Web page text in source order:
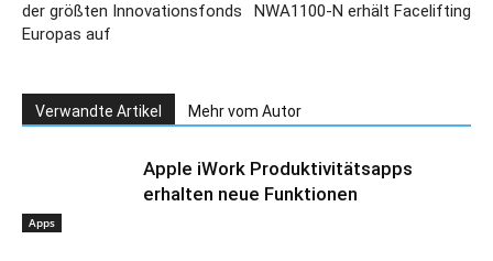
der größten Innovationsfonds
Europas auf
NWA1100-N erhält Facelifting
Verwandte Artikel Mehr vom Autor
Apps
Apple iWork Produktivitätsapps
erhalten neue Funktionen